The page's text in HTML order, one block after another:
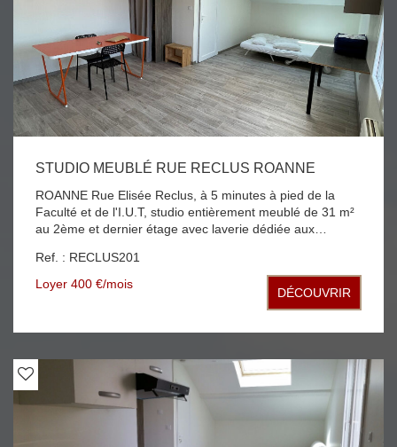
STUDIO MEUBLÉ RUE RECLUS ROANNE
ROANNE Rue Elisée Reclus, à 5 minutes à pied de la
Faculté et de l'I.U.T, studio entièrement meublé de 31 m²
au 2ème et dernier étage avec laverie dédiée aux
vie, d'un coin cuisine comprenant un frigo; plaque de
cuisson; micro-ondes et une salle d'eau avec WC. Calme
et luminosité assurée. Chauffage individuel électrique.
Ref. : RECLUS201
Loyer 400 €/mois
DÉCOUVRIR